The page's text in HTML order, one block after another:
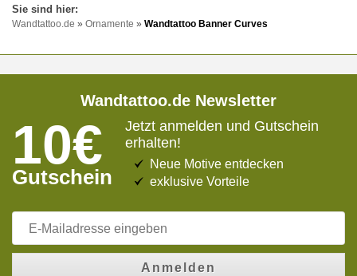
Wandtattoo.de » Ornamente » Wandtattoo Banner Curves
Wandtattoo.de Newsletter
10€
Gutschein
Jetzt anmelden und Gutschein
erhalten!
Neue Motive entdecken
exklusive Vorteile
Anmelden